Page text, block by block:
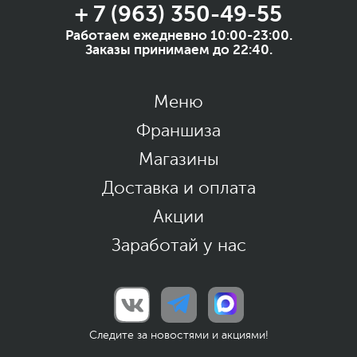
+ 7 (963) 350-49-55
Работаем ежедневно 10:00-23:00.
Заказы принимаем до 22:40.
Меню
Франшиза
Магазины
Доставка и оплата
Акции
Заработай у нас
Следите за новостями и акциями!